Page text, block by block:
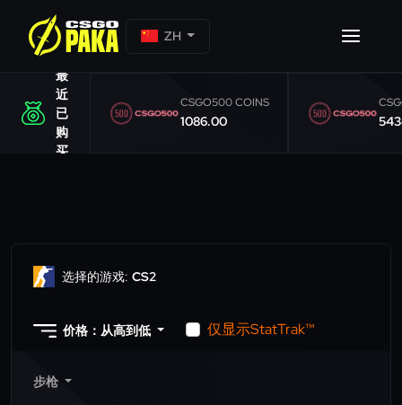
ZH
最
近
已
购
买
CSGO500 COINS
1086.00
选择的游戏: CS2
价格：从高到低 仅显示StatTrak™
步枪